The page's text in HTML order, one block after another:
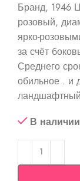
Бранд, 1946
розовый,
ярко-
за счёт
Среднего
обильное . и
В наличии